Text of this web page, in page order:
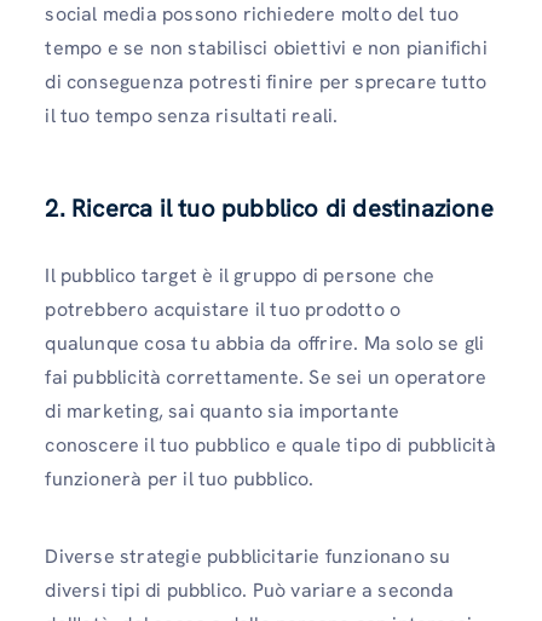
social media possono richiedere molto del tuo
tempo e se non stabilisci obiettivi e non pianifichi
di conseguenza potresti finire per sprecare tutto
il tuo tempo senza risultati reali.
2. Ricerca il tuo pubblico di destinazione
Il pubblico target è il gruppo di persone che
potrebbero acquistare il tuo prodotto o
qualunque cosa tu abbia da offrire. Ma solo se gli
fai pubblicità correttamente. Se sei un operatore
di marketing, sai quanto sia importante
conoscere il tuo pubblico e quale tipo di pubblicità
funzionerà per il tuo pubblico.
Diverse strategie pubblicitarie funzionano su
diversi tipi di pubblico. Può variare a seconda